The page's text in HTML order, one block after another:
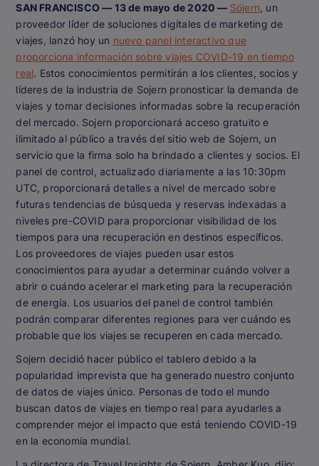
SAN FRANCISCO — 13 de mayo de 2020 — Söjern, un
proveedor líder de soluciones digitales de marketing de
viajes, lanzó hoy un nuevo panel interactivo que
proporciona información sobre viajes COVID-19 en tiempo
real. Estos conocimientos permitirán a los clientes, socios y
líderes de la industria de Sojern pronosticar la demanda de
viajes y tomar decisiones informadas sobre la recuperación
del mercado. Sojern proporcionará acceso gratuito e
ilimitado al público a través del sitio web de Sojern, un
servicio que la firma solo ha brindado a clientes y socios. El
panel de control, actualizado diariamente a las 10:30pm
UTC, proporcionará detalles a nivel de mercado sobre
futuras tendencias de búsqueda y reservas indexadas a
niveles pre-COVID para proporcionar visibilidad de los
tiempos para una recuperación en destinos específicos.
Los proveedores de viajes pueden usar estos
conocimientos para ayudar a determinar cuándo volver a
abrir o cuándo acelerar el marketing para la recuperación
de energía. Los usuarios del panel de control también
podrán comparar diferentes regiones para ver cuándo es
probable que los viajes se recuperen en cada mercado.
Sojern decidió hacer público el tablero debido a la
popularidad imprevista que ha generado nuestro conjunto
de datos de viajes único. Personas de todo el mundo
buscan datos de viajes en tiempo real para ayudarles a
comprender mejor el impacto que está teniendo COVID-19
en la economía mundial.